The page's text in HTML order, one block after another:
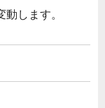
します。